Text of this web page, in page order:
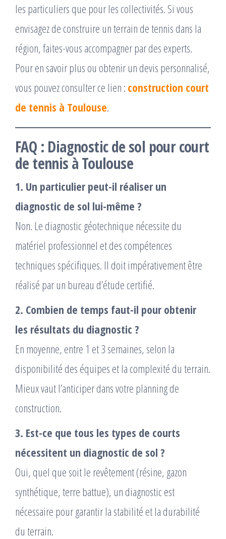
les particuliers que pour les collectivités. Si vous
envisagez de construire un terrain de tennis dans la
région, faites-vous accompagner par des experts.
Pour en savoir plus ou obtenir un devis personnalisé,
vous pouvez consulter ce lien : construction court
de tennis à Toulouse.
FAQ : Diagnostic de sol pour court
de tennis à Toulouse
1. Un particulier peut-il réaliser un
diagnostic de sol lui-même ?
Non. Le diagnostic géotechnique nécessite du
matériel professionnel et des compétences
techniques spécifiques. Il doit impérativement être
réalisé par un bureau d’étude certifié.
2. Combien de temps faut-il pour obtenir
les résultats du diagnostic ?
En moyenne, entre 1 et 3 semaines, selon la
disponibilité des équipes et la complexité du terrain.
Mieux vaut l’anticiper dans votre planning de
construction.
3. Est-ce que tous les types de courts
nécessitent un diagnostic de sol ?
Oui, quel que soit le revêtement (résine, gazon
synthétique, terre battue), un diagnostic est
nécessaire pour garantir la stabilité et la durabilité
du terrain.